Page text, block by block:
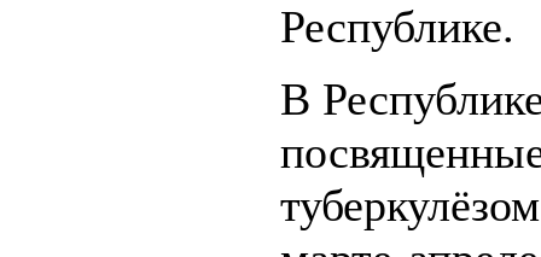
Республике.
В